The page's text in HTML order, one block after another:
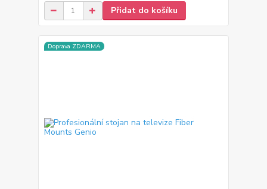
Přidat do košíku
Doprava ZDARMA